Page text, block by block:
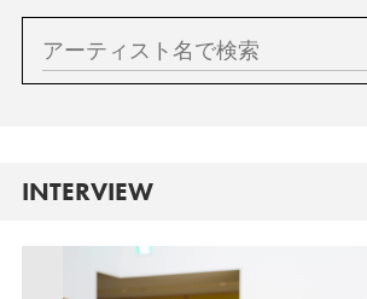
INTERVIEW